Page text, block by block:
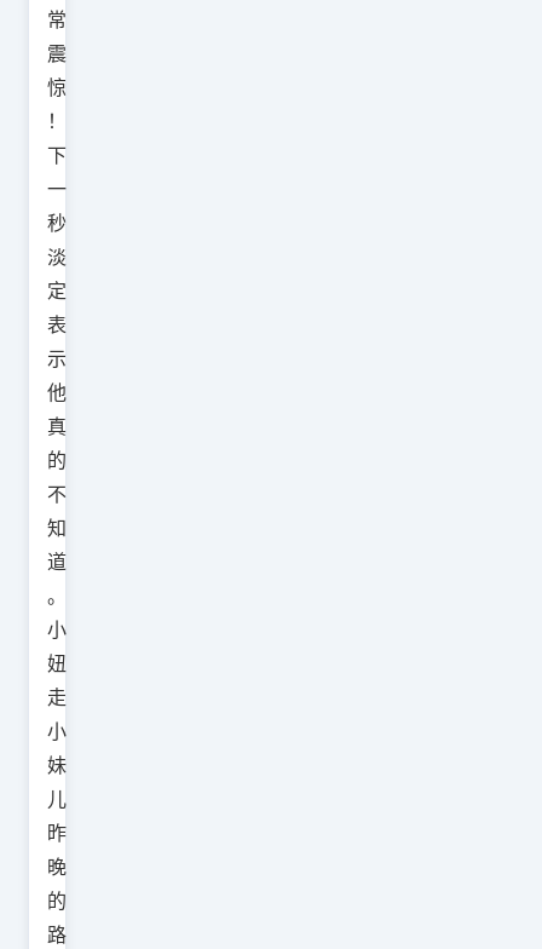
常
震
惊
！
下
一
秒
淡
定
表
示
他
真
的
不
知
道
。
小
妞
走
小
妹
儿
昨
晚
的
路